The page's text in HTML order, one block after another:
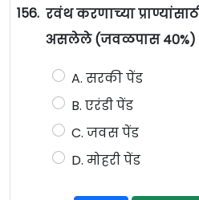
156. रवंथ करणाच्या
असलेले (जवळपास 40%)
A. सरकी पेंड
B. एरंडी पेंड
C. जवस पेंड
D. मोहरी पेंड